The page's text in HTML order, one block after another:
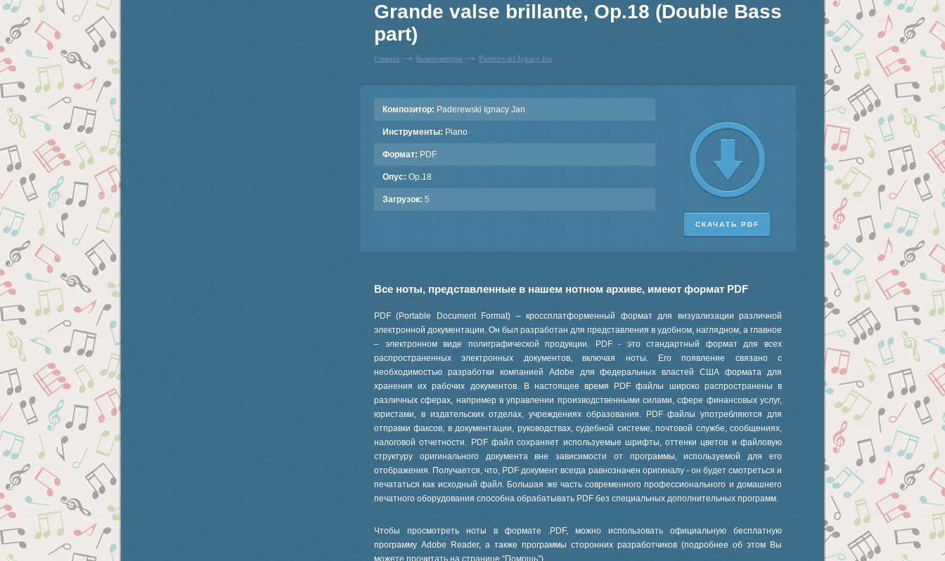
Grande valse brillante, Op.18 (Double Bass
part)
Главная Композиторы Paderewski Ignacy Jan
Композитор: Paderewski Ignacy Jan
Инструменты: Piano
Формат: PDF
Опус: Op.18
Загрузок: 5
СКАЧАТЬ PDF
Все ноты, представленные в нашем нотном архиве, имеют формат PDF
PDF (Portable Document Format) – кроссплатформенный формат для визуализации различной
электронной документации. Он был разработан для представления в удобном, наглядном, а главное
– электронном виде полиграфической продукции. PDF - это стандартный формат для всех
распространенных электронных документов, включая ноты. Его появление связано с
необходимостью разработки компанией Adobe для федеральных властей США формата для
хранения их рабочих документов. В настоящее время PDF файлы широко распространены в
различных сферах, например в управлении производственными силами, сфере финансовых услуг,
юристами, в издательских отделах, учреждениях образования. PDF файлы употребляются для
отправки факсов, в документации, руководствах, судебной системе, почтовой службе, сообщениях,
налоговой отчетности. PDF файл сохраняет используемые шрифты, оттенки цветов и файловую
структуру оригинального документа вне зависимости от программы, используемой для его
отображения. Получается, что, PDF документ всегда равнозначен оригиналу - он будет смотреться и
печататься как исходный файл. Большая же часть современного профессионального и домашнего
печатного оборудования способна обрабатывать PDF без специальных дополнительных программ.
Чтобы просмотреть ноты в формате .PDF, можно использовать официальную бесплатную
программу Adobe Reader, а также программы сторонних разработчиков (подробнее об этом Вы
можете прочитать на странице “Помощь”).